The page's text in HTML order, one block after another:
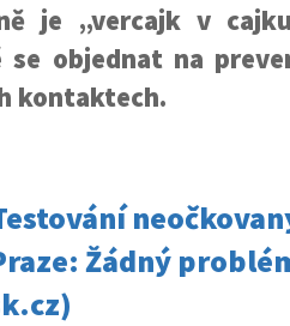
je „vercajk v
se objednat na
kontaktech.
Žádný